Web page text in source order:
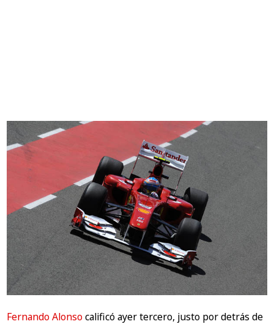
Fernando Alonsocalificó ayer tercero, justo por detrás de